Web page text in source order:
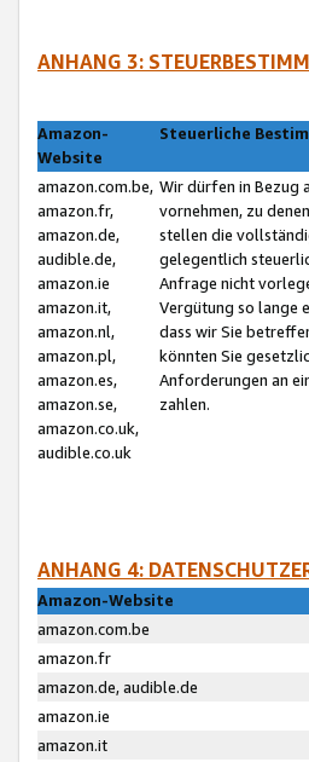
ANHANG 3:
Amazon-
Website
Steuerliche
amazon.com.be,
amazon.fr,
amazon.de,
audible.de,
amazon.ie
amazon.it,
amazon.nl,
amazon.pl,
amazon.es,
amazon.se,
amazon.co.uk,
audible.co.uk
Wir dürfen in Bezug
vornehmen, zu
stellen die
gelegentlich
Anfrage nicht
Vergütung so lange
dass wir Sie
könnten Sie
Anforderungen an
zahlen.
ANHANG 4:
Amazon-Website
amazon.com.be
amazon.fr
amazon.de, audible.de
amazon.ie
amazon.it